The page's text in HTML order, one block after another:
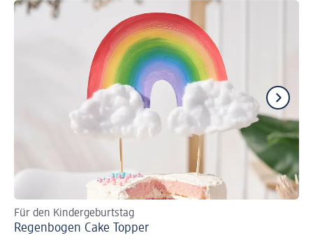
Für den Kindergeburtstag
Regenbogen Cake Topper